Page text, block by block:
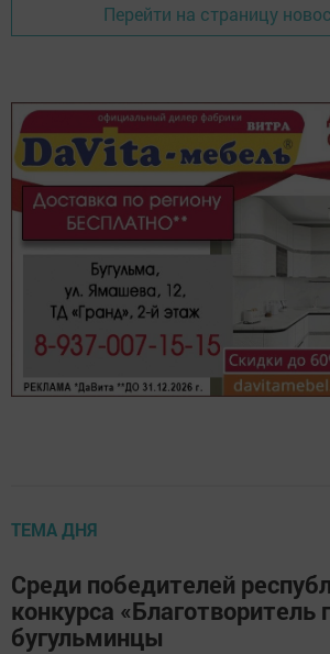
Перейти на страницу
ТЕМА ДНЯ
Среди победителей
конкурса «Благотворитель
бугульминцы